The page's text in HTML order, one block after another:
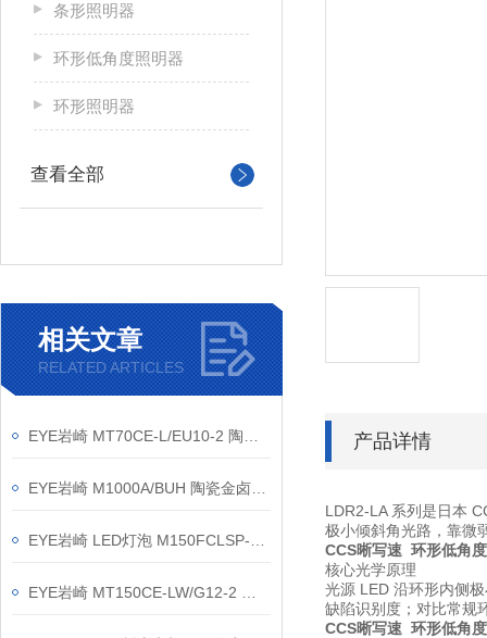
条形照明器
环形低角度照明器
环形照明器
查看全部
相关文章
RELATED ARTICLES
产品详情
LDR2-LA 系列是日本
极小倾斜角光路，靠微
CCS晰写速 环形低角
核心光学原理
光源 LED 沿环形内侧
缺陷识别度；对比常规
CCS晰写速 环形低角